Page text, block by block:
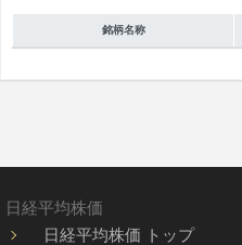
銘柄名称
日経平均株価
日経平均株価 トップ